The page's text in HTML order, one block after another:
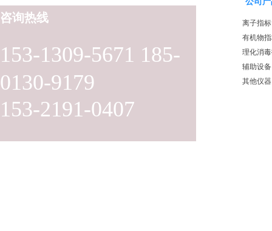
153-1309-5671 185-
0130-9179
153-2191-0407
咨询热线
离子指标
有机物
理化消
辅助设备
其他仪器